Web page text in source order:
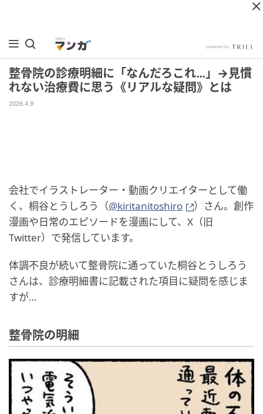
整骨院の診療明細に「なんだろこれ…」→見慣
れない治療費に思う《リアルな疑問》とは
2026.4.9
会社でイラストレーター・動画クリエイターとして働
く、桐谷とうしろう（@kiritanitoshiro
）さん。創作
漫画や日常のエピソードを漫画にして、X（旧
Twitter）で発信しています。
体調不良が続いて整骨院に通っていた桐谷とうしろう
さんは、診療明細書に記載された項目に疑問を感じま
すが…
整骨院の明細